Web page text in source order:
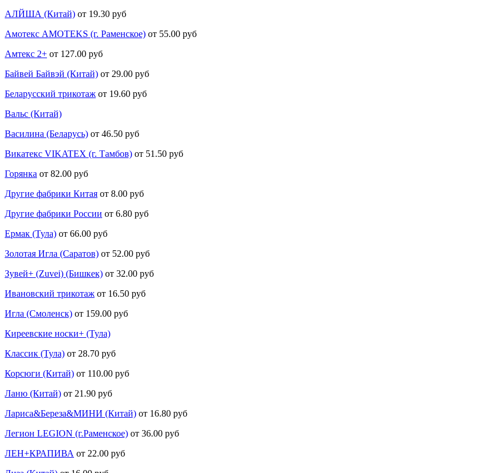
АЛЙША (Китай) от 19.30 руб
Амотекс AMOTEKS (г. Раменское) от 55.00 руб
Амтекс 2+ от 127.00 руб
Байвей Байвэй (Китай) от 29.00 руб
Беларусский трикотаж от 19.60 руб
Вальс (Китай)
Василина (Беларусь) от 46.50 руб
Викатекс VIKATEX (г. Тамбов) от 51.50 руб
Горянка от 82.00 руб
Другие фабрики Китая от 8.00 руб
Другие фабрики России от 6.80 руб
Ермак (Тула) от 66.00 руб
Золотая Игла (Саратов) от 52.00 руб
Зувей+ (Zuvei) (Бишкек) от 32.00 руб
Ивановский трикотаж от 16.50 руб
Игла (Смоленск) от 159.00 руб
Киреевские носки+ (Тула)
Классик (Тула) от 28.70 руб
Корсюги (Китай) от 110.00 руб
Ланю (Китай) от 21.90 руб
Лариса&Береза&МИНИ (Китай) от 16.80 руб
Легион LEGION (г.Раменское) от 36.00 руб
ЛЕН+КРАПИВА от 22.00 руб